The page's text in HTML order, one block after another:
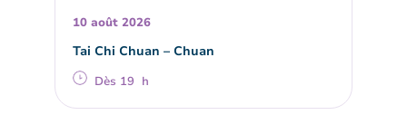
10 août 2026
Tai Chi Chuan – Chuan
Dès 19 h